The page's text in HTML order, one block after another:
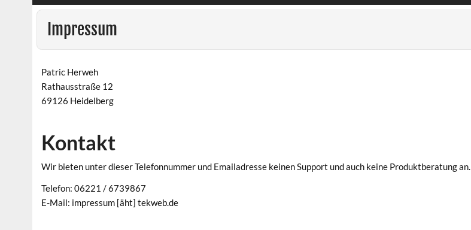
Impressum
Patric Herweh
Rathausstraße 12
69126 Heidelberg
Kontakt
Wir bieten unter dieser Telefonnummer und Emailadresse keinen Support und auch keine Produktberatung an.
Telefon: 06221 / 6739867
E-Mail: impressum [äht] tekweb.de